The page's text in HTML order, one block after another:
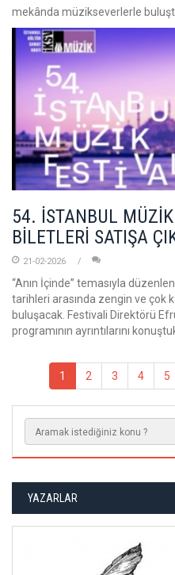
mekânda müzikseverlerle
54. İSTANBUL
BİLETLERİ SATIŞA
21-02-2026
“Anın İçinde” temasıyla
tarihleri arasında zengin ve çok
buluşacak. Festivali Direktörü
programının ayrıntılarını
1 2 3 4 5
YAZARLAR